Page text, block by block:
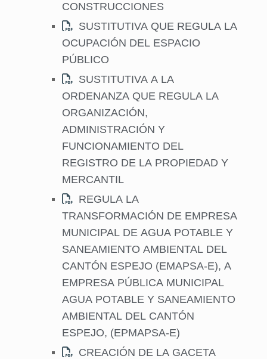
CONSTRUCCIONES
SUSTITUTIVA QUE REGULA LA
OCUPACIÓN DEL ESPACIO
PÚBLICO
SUSTITUTIVA A LA
ORDENANZA QUE REGULA LA
ORGANIZACIÓN,
ADMINISTRACIÓN Y
FUNCIONAMIENTO DEL
REGISTRO DE LA PROPIEDAD Y
MERCANTIL
REGULA LA
TRANSFORMACIÓN DE EMPRESA
MUNICIPAL DE AGUA POTABLE Y
SANEAMIENTO AMBIENTAL DEL
CANTÓN ESPEJO (EMAPSA-E), A
EMPRESA PÚBLICA MUNICIPAL
AGUA POTABLE Y SANEAMIENTO
AMBIENTAL DEL CANTÓN
ESPEJO, (EPMAPSA-E)
CREACIÓN DE LA GACETA